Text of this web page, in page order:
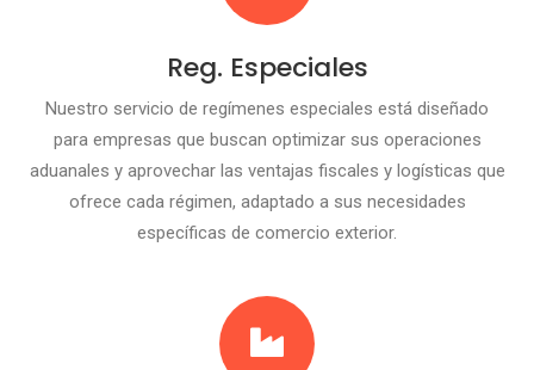
Reg. Especiales
Nuestro servicio de regímenes especiales está diseñado
para empresas que buscan optimizar sus operaciones
aduanales y aprovechar las ventajas fiscales y logísticas que
ofrece cada régimen, adaptado a sus necesidades
específicas de comercio exterior.